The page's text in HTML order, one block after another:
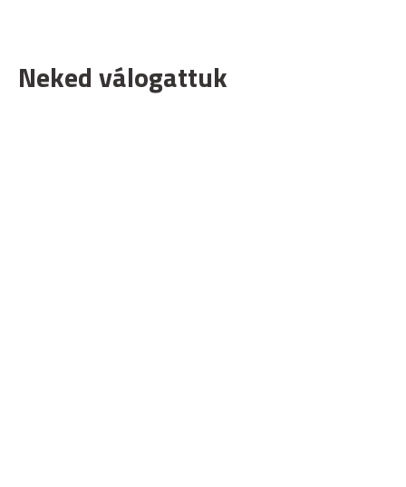
Neked válogattuk